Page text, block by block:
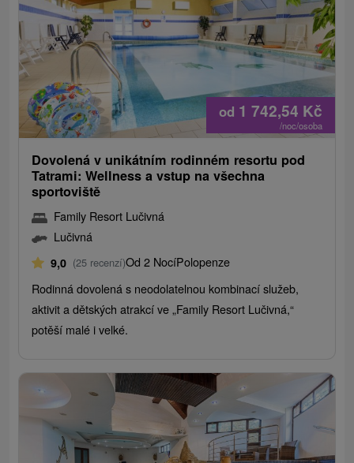
od 1 742,54 Kč
/noc/osoba
Dovolená v unikátním rodinném resortu pod
Tatrami: Wellness a vstup na všechna
sportoviště
Family Resort Lučivná
Lučivná
9,0 (25 recenzí)Od 2 NocíPolopenze
Rodinná dovolená s neodolatelnou kombinací služeb,
aktivit a dětských atrakcí ve „Family Resort Lučivná,“
potěší malé i velké.